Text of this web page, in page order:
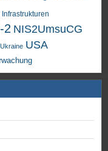
Infrastrukturen
2 NIS2UmsuCG
Ukraine USA